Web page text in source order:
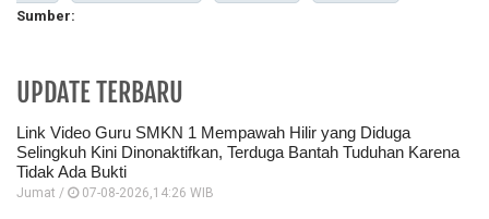
Sumber:
UPDATE TERBARU
Link Video Guru SMKN 1 Mempawah Hilir yang Diduga
Selingkuh Kini Dinonaktifkan, Terduga Bantah Tuduhan Karena
Tidak Ada Bukti
Jumat / 07-08-2026,14:26 WIB